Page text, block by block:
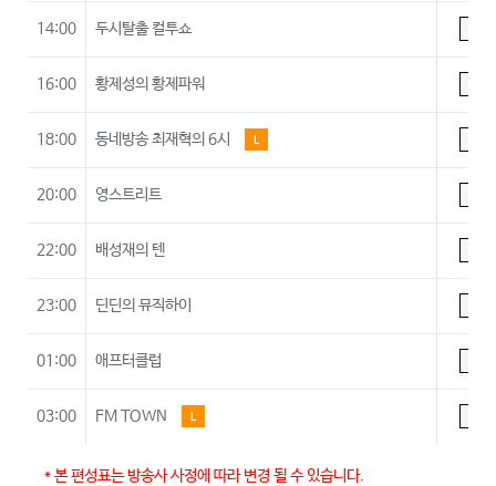
14:00 두시탈출 컬투쇼
16:00 황제성의 황제파워
18:00 동네방송 최재혁의 6시 L
20:00 영스트리트
22:00 배성재의 텐
23:00 딘딘의 뮤직하이
01:00 애프터클럽
03:00 FM TOWN L
* 본 편성표는 방송사 사정에 따라 변경 될 수 있습니다.